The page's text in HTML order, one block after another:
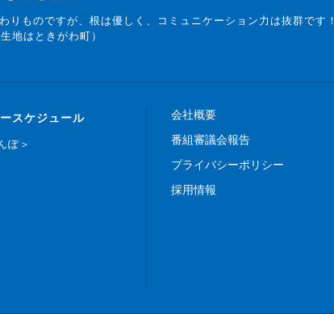
りものですが、根は優しく、コミュニケーション力は抜群です！
地はときがわ町）
スケジュール
ぽ＞
会社概要
番組審議会報告
プライバシーポリシー
採用情報